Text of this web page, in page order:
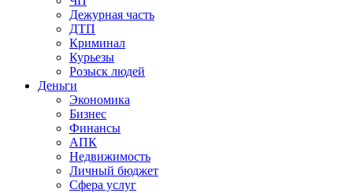
Дежурная часть
ДТП
Криминал
Курьезы
Розыск людей
Деньги
Экономика
Бизнес
Финансы
АПК
Недвижимость
Личный бюджет
Сфера услуг